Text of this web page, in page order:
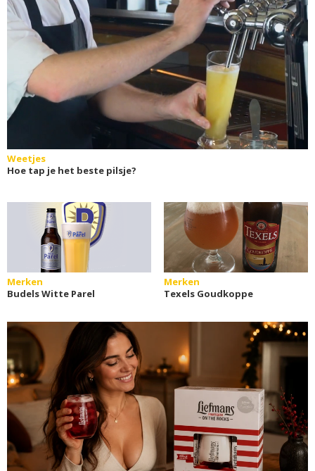
Weetjes
Hoe tap je het beste pilsje?
Merken
Budels Witte Parel
Merken
Texels Goudkoppe